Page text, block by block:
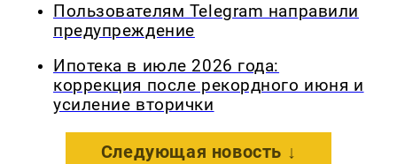
Пользователям Telegram направили
предупреждение
Ипотека в июле 2026 года:
коррекция после рекордного июня и
усиление вторички
Следующая новость ↓